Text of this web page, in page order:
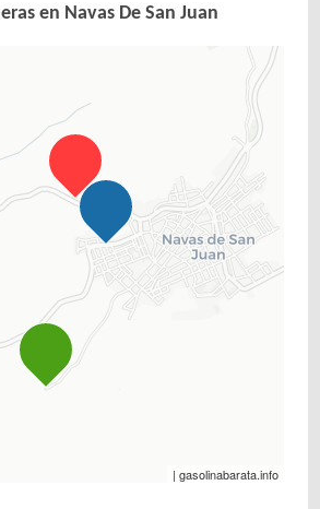
en Navas De San Juan
| gasolinabarata.info